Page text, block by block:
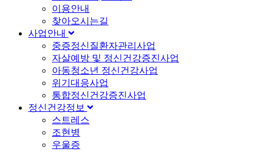
이용안내
찾아오시는길
사업안내
중증정신질환자관리사업
자살예방 및 정신건강증진사업
아동청소년 정신건강사업
위기대응사업
통합정신건강증진사업
정신건강정보
스트레스
조현병
우울증